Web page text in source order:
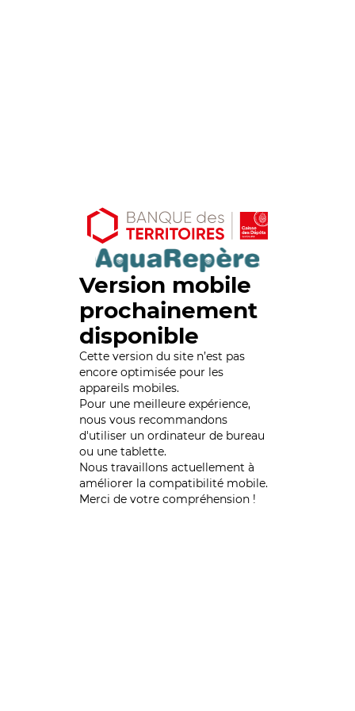
Version mobile
prochainement
disponible
Cette version du site n’est pas
encore optimisée pour les
appareils mobiles.
Pour une meilleure expérience,
nous vous recommandons
d'utiliser un ordinateur de bureau
ou une tablette.
Nous travaillons actuellement à
améliorer la compatibilité mobile.
Merci de votre compréhension !